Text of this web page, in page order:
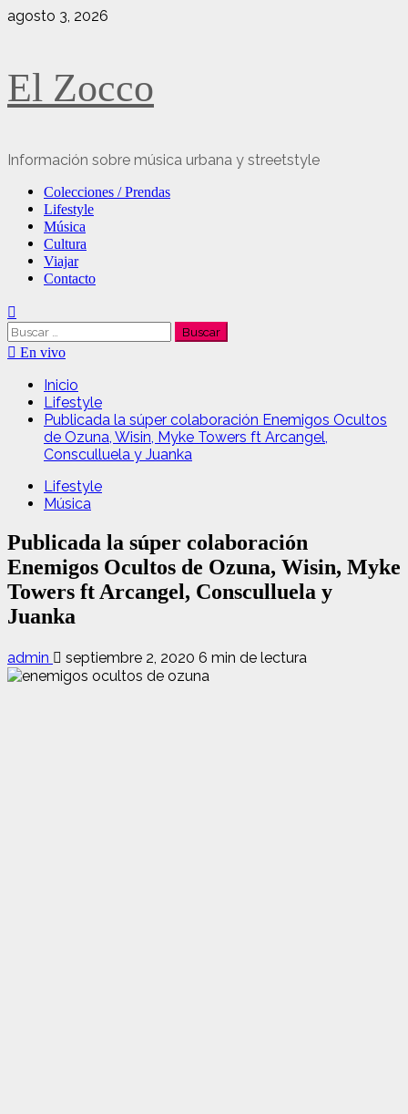
Saltar
agosto 3, 2026
El Zocco
Información sobre música urbana y streetstyle
Menú
principal
Colecciones / Prendas
Lifestyle
Música
Cultura
Viajar
Contacto
Buscar:
En vivo
Inicio
Lifestyle
Publicada la súper colaboración Enemigos Ocultos
de Ozuna, Wisin, Myke Towers ft Arcangel,
Consculluela y Juanka
Lifestyle
Música
Publicada la súper colaboración
Enemigos Ocultos de Ozuna, Wisin, Myke
Towers ft Arcangel, Consculluela y
Juanka
admin septiembre 2, 2020 6 min de lectura